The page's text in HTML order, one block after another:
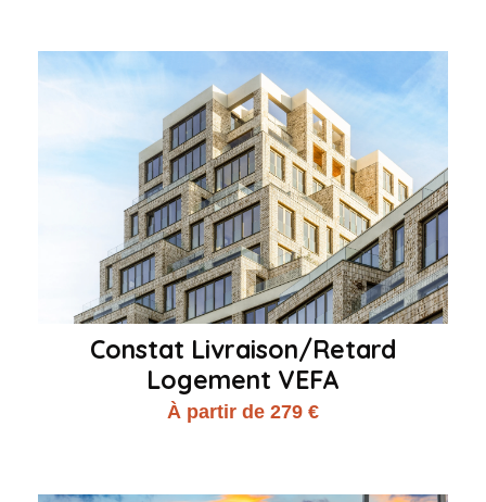
Constat Livraison/Retard
Logement VEFA
À partir de 279 €